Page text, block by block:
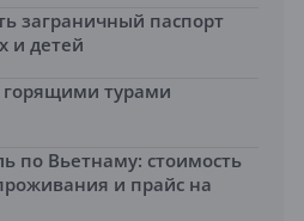
заграничный паспорт
и детей
горящими турами
по Вьетнаму: стоимость
и прайс на